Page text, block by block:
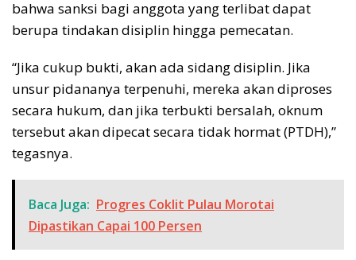
bahwa sanksi bagi anggota yang terlibat dapat
berupa tindakan disiplin hingga pemecatan.
“Jika cukup bukti, akan ada sidang disiplin. Jika
unsur pidananya terpenuhi, mereka akan diproses
secara hukum, dan jika terbukti bersalah, oknum
tersebut akan dipecat secara tidak hormat (PTDH),”
tegasnya.
Baca Juga: Progres Coklit Pulau Morotai
Dipastikan Capai 100 Persen